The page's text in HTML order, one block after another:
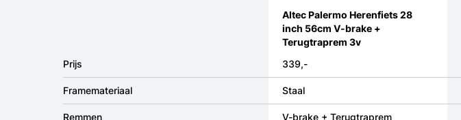
Altec Palermo Herenfiets 28
inch 56cm V-brake +
Terugtraprem 3v
Prijs
339,-
Framemateriaal Staal
Remmen V-brake + Terugtraprem